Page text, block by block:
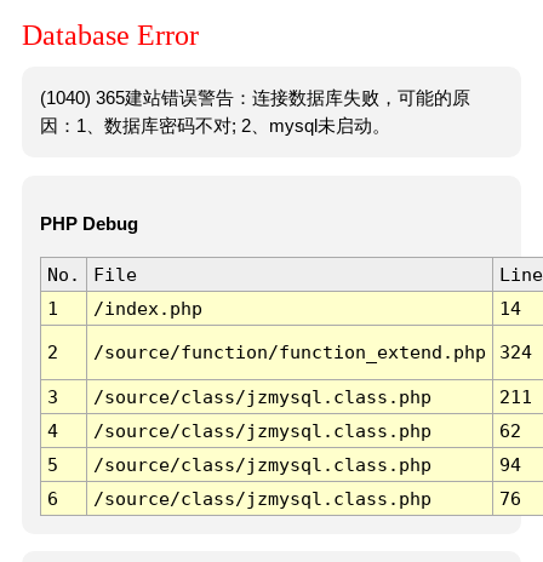
Database Error
(1040) 365建站错误警告：连接数据库失败，可能的原
因：1、数据库密码不对; 2、mysql未启动。
PHP Debug
No. File
Line
1
/index.php 14
2 /source/function/function_extend.php 324
3 /source/class/jzmysql.class.php
211
4
/source/class/jzmysql.class.php
62
5
/source/class/jzmysql.class.php
94
6
/source/class/jzmysql.class.php 76